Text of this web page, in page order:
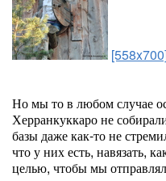
Но мы то в любом случае
Херранкуккаро не
базы даже как-то не
что у них есть, навязать,
целью, чтобы мы